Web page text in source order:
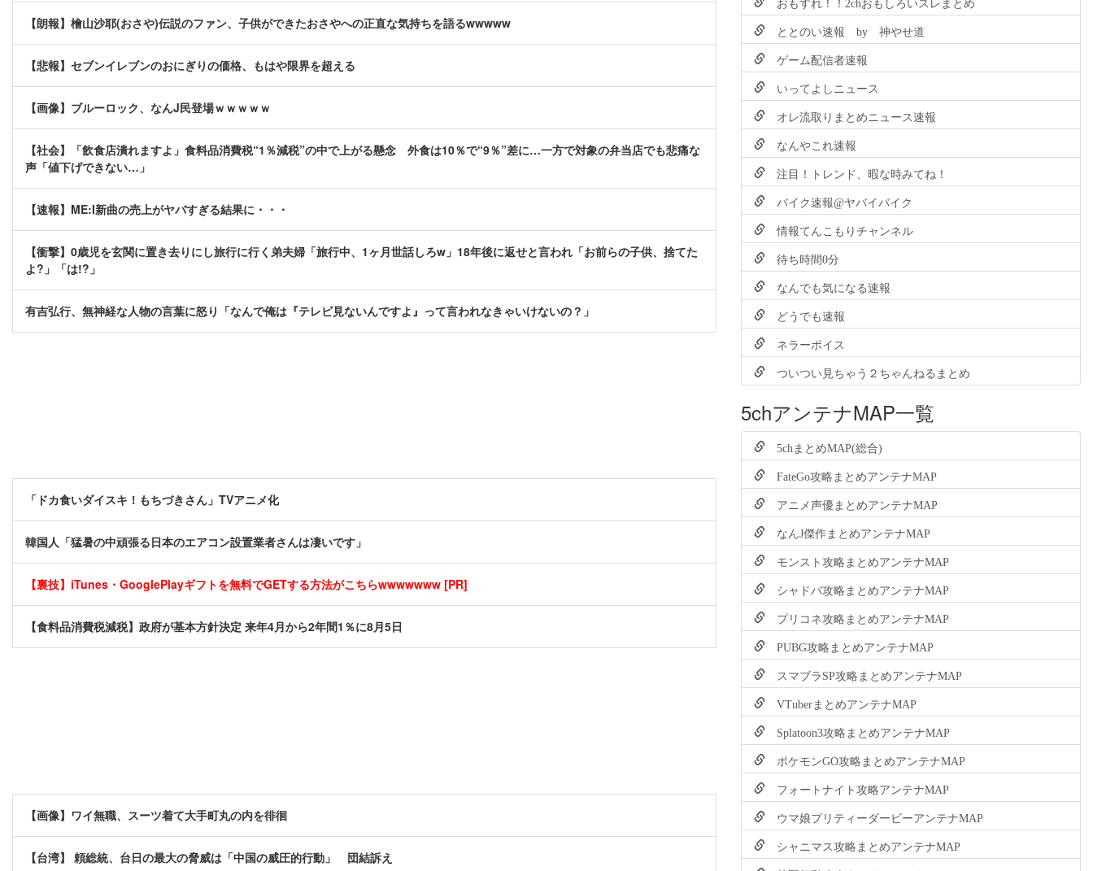
【朗報】檜山沙耶(おさや)伝説のファン、子供ができたおさやへの正直な気持ちを語るwwwww
【悲報】セブンイレブンのおにぎりの価格、もはや限界を超える
【画像】ブルーロック、なんJ民登場ｗｗｗｗｗ
【社会】「飲食店潰れますよ」食料品消費税“1％減税”の中で上がる懸念 外食は10％で“9％”差に…一方で対象の弁当店でも悲痛な
声「値下げできない…」
【速報】ME:I新曲の売上がヤバすぎる結果に・・・
【衝撃】0歳児を玄関に置き去りにし旅行に行く弟夫婦「旅行中、1ヶ月世話しろw」18年後に返せと言われ「お前らの子供、捨てた
よ?」「は!?」
有吉弘行、無神経な人物の言葉に怒り「なんで俺は『テレビ見ないんですよ』って言われなきゃいけないの？」
「ドカ食いダイスキ！もちづきさん」TVアニメ化
韓国人「猛暑の中頑張る日本のエアコン設置業者さんは凄いです」
【裏技】iTunes・GooglePlayギフトを無料でGETする方法がこちらwwwwwww [PR]
【食料品消費税減税】政府が基本方針決定 来年4月から2年間1％に8月5日
【画像】ワイ無職、スーツ着て大手町丸の内を徘徊
【台湾】 頼総統、台日の最大の脅威は「中国の威圧的行動」 団結訴え
ととのい速報 by 神やせ道
ゲーム配信者速報
いってよしニュース
オレ流取りまとめニュース速報
なんやこれ速報
注目！トレンド、暇な時みてね！
バイク速報@ヤバイバイク
情報てんこもりチャンネル
待ち時間0分
なんでも気になる速報
どうでも速報
ネラーボイス
ついつい見ちゃう２ちゃんねるまとめ
5chアンテナMAP一覧
5chまとめMAP(総合)
FateGo攻略まとめアンテナMAP
アニメ声優まとめアンテナMAP
なんJ傑作まとめアンテナMAP
モンスト攻略まとめアンテナMAP
シャドバ攻略まとめアンテナMAP
プリコネ攻略まとめアンテナMAP
PUBG攻略まとめアンテナMAP
スマブラSP攻略まとめアンテナMAP
VTuberまとめアンテナMAP
Splatoon3攻略まとめアンテナMAP
ポケモンGO攻略まとめアンテナMAP
フォートナイト攻略アンテナMAP
ウマ娘プリティーダービーアンテナMAP
シャニマス攻略まとめアンテナMAP